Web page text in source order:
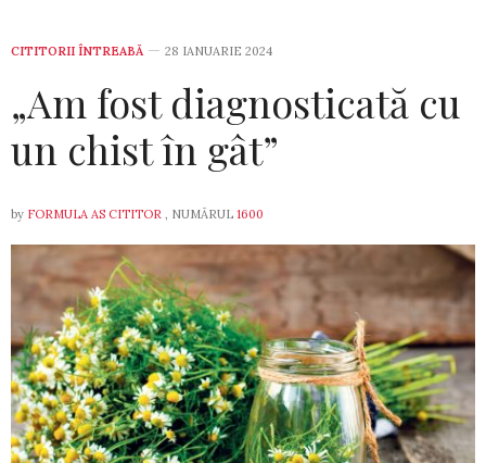
CITITORII ÎNTREABĂ 28 IANUARIE 2024
„Am fost diagnosticată cu
un chist în gât”
by FORMULA AS CITITOR , NUMĂRUL 1600